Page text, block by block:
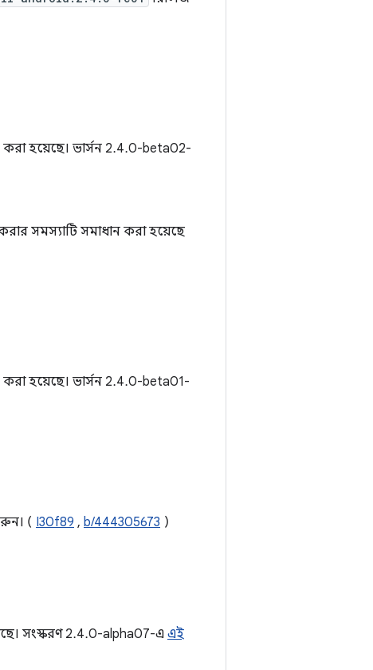
হয়েছে। ভার্সন 2.4.0-beta02-
করার সমস্যাটি সমাধান করা হয়েছে
হয়েছে। ভার্সন 2.4.0-beta01-
( I30f89 , b/444305673 )
সংস্করণ 2.4.0-alpha07-এ এই